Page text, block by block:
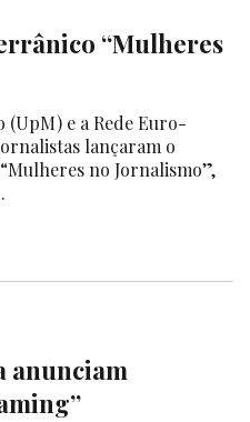
“Mulheres
e a Rede Euro-
lançaram o
no Jornalismo”,
anunciam